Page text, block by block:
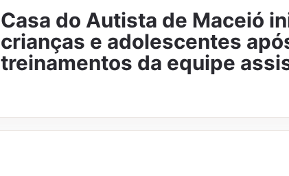
Casa do Autista de Maceió
crianças e adolescentes
treinamentos da equipe